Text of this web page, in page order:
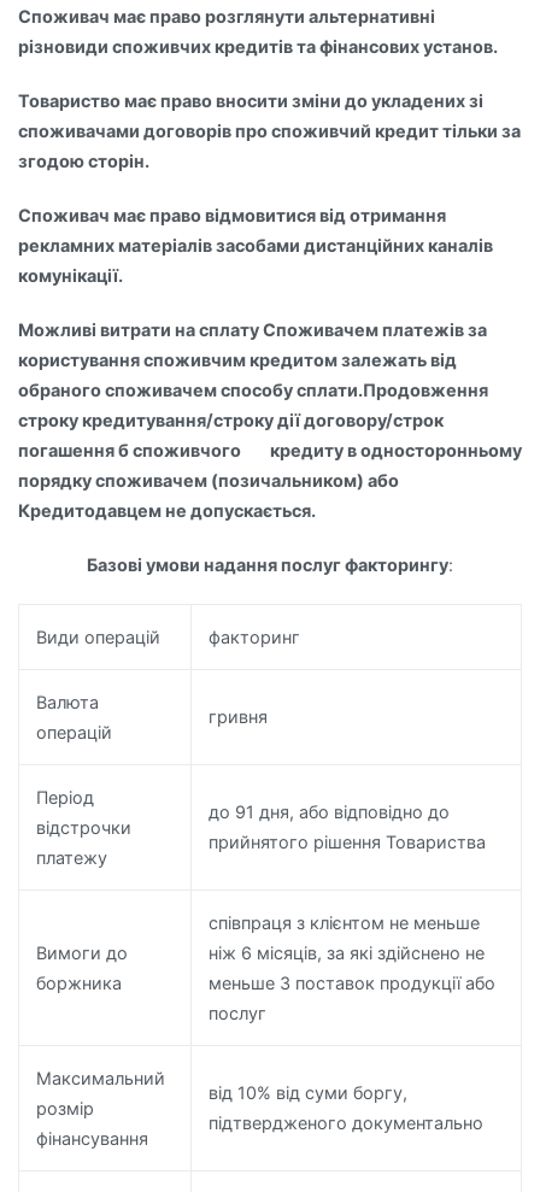
Споживач має право розглянути альтернативні
різновиди споживчих кредитів та фінансових установ.
Товариство має право вносити зміни до укладених зі
споживачами договорів про споживчий кредит тільки за
згодою сторін.
Споживач має право відмовитися від отримання
рекламних матеріалів засобами дистанційних каналів
комунікації.
Можливі витрати на сплату Споживачем платежів за
користування споживчим кредитом залежать від
обраного споживачем способу сплати.Продовження
строку кредитування/строку дії договору/строк
погашення б споживчого кредиту в односторонньому
порядку споживачем (позичальником) або
Кредитодавцем не допускається.
Базові умови надання послуг факторингу:
Види операцій факторинг
Валюта
операцій
гривня
Період
відстрочки
платежу
до 91 дня, або відповідно до
прийнятого рішення Товариства
Вимоги до
боржника
співпраця з клієнтом не меньше
ніж 6 місяців, за які здійснено не
меньше 3 поставок продукції або
послуг
Максимальний
розмір
фінансування
від 10% від суми боргу,
підтвердженого документально